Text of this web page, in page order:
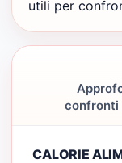
utili per
confronti
CALORIE